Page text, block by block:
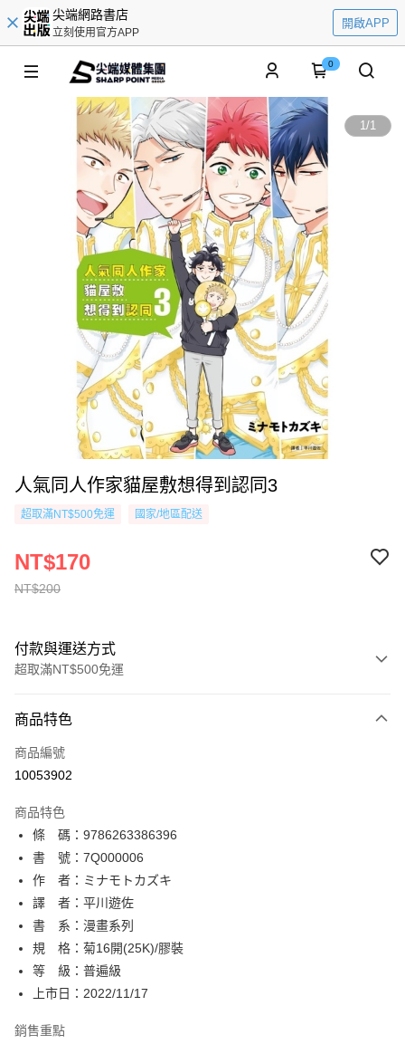
尖端網路書店
立刻使用官方APP
開啟APP
0
1/1
人氣同人作家貓屋敷想得到認同3
超取滿NT$500免運 國家/地區配送
NT$200
NT$170
付款與運送方式
超取滿NT$500免運
信用卡一次付款
超商取貨付款
相關說明
【關於「AFTEE先享後付」】
AFTEE先享後付是「在收到商品之後才付款」的支付方式。 讓您購物簡單
便利好安心！
１．簡單：不需註冊會員、不需綁卡、不需儲值。
２．便利：只要手機號碼，簡訊認證，即可結帳。
３．安心：先確認商品／服務後，再付款。
【「AFTEE先享後付」結帳流程】
１．於結帳方式選擇「AFTEE先享後付」後，將跳轉至「AFTEE先享後付」
結帳頁面，進行簡訊認證並確認金額後，即可完成結帳。
２．訂單成立數日內，您將收到繳費通知簡訊。
ATM／網路銀行／等多元方式進行付款，方視為交易完成。
ATM付款
運送方式
全家取貨付款
每筆NT$80，滿NT$500(含以上)免運費
付款後全家取貨
商品特色
商品編號
10053902
商品特色
條 碼：9786263386396
書 號：7Q000006
作 者：ミナモトカズキ
譯 者：平川遊佐
書 系：漫畫系列
規 格：菊16開(25K)/膠裝
等 級：普遍級
上市日：2022/11/17
銷售重點